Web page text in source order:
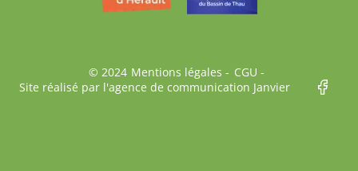
Bas © 2024 Mentions légales
CGU
Site réalisé par l'agence de communication Janvier